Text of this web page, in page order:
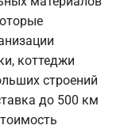
коттеджи
строений
до 500 км